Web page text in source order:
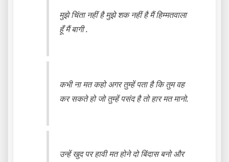
मुझे चिंता नहीं है मुझे शक नहीं है मैं हिम्मतवाला
हूँ मैं बागी .
कभी ना मत कहो अगर तुम्हें पता है कि तुम वह
कर सकते हो जो तुम्हें पसंद है तो हार मत मानो.
उन्हें खुद पर हावी मत होने दो बिंदास बनो और